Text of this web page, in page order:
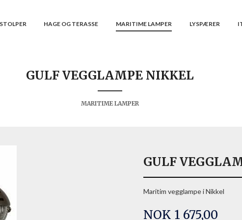
STOLPER HAGE OG TERASSE MARITIME LAMPER LYSPÆRER
GULF VEGGLAMPE NIKKEL
MARITIME LAMPER
GULF
Maritim vegglampe i Nikkel
Pris
NOK 1 675,00